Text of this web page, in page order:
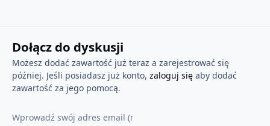
Dołącz do dyskusji
Możesz dodać zawartość już teraz a zarejestrować się
później. Jeśli posiadasz już konto, zaloguj sięaby dodać
zawartość za jego pomocą.